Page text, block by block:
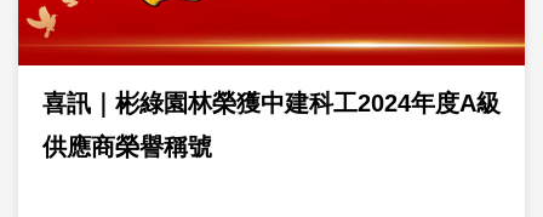
喜訊｜彬綠園林榮獲中建科工2024年度A級
供應商榮譽稱號